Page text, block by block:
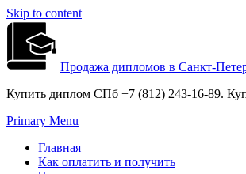
Skip to content
Продажа дипломов в Санкт-
Купить диплом СПб +7 (812) 243-16-89.
Primary Menu
Главная
Как оплатить и получить